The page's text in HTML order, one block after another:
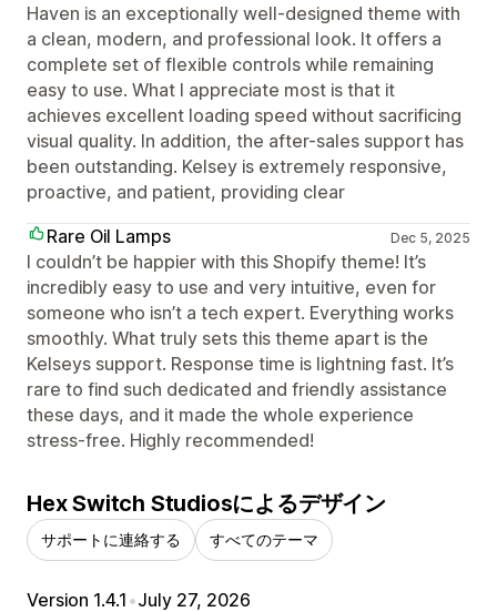
Haven is an exceptionally well-designed theme with
a clean, modern, and professional look. It offers a
complete set of flexible controls while remaining
easy to use. What I appreciate most is that it
achieves excellent loading speed without sacrificing
visual quality. In addition, the after-sales support has
been outstanding. Kelsey is extremely responsive,
proactive, and patient, providing clear
Rare Oil Lamps
Dec 5, 2025
I couldn’t be happier with this Shopify theme! It’s
incredibly easy to use and very intuitive, even for
someone who isn’t a tech expert. Everything works
smoothly. What truly sets this theme apart is the
Kelseys support. Response time is lightning fast. It’s
rare to find such dedicated and friendly assistance
these days, and it made the whole experience
stress-free. Highly recommended!
Hex Switch Studiosによるデザイン
サポートに連絡する すべてのテーマ
Version 1.4.1 •July 27, 2026